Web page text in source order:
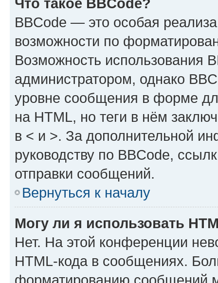
BBCode — это особая
возможности по
Возможность использования
администратором, однако
уровне сообщения в форме
на HTML, но теги в нём
в < и >. За дополнительной
руководству по BBCode,
отправки сообщений.
Вернуться к началу
Могу ли я использовать
Нет. На этой конференции
HTML-кода в сообщениях.
форматированию сообщений